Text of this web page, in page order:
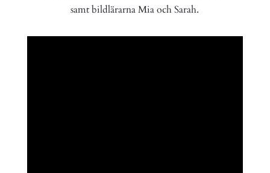
samt bildlärarna Mia och Sarah.